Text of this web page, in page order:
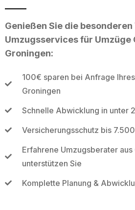
Genießen Sie die
Umzugsservices für Umzüge
Groningen:
100€ sparen bei Anfrage
Groningen
Schnelle Abwicklung in unter
Versicherungsschutz bis
Erfahrene Umzugsberater aus
unterstützen Sie
Komplette Planung &